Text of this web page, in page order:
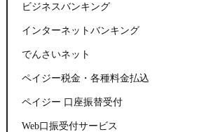
ビジネスバンキング
インターネットバンキング
でんさいネット
ペイジー税金・各種料金払込
ペイジー 口座振替受付
Web口振受付サービス